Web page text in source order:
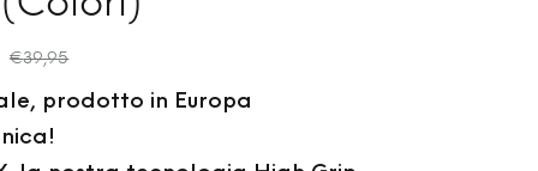
€39,95
prodotto in Europa